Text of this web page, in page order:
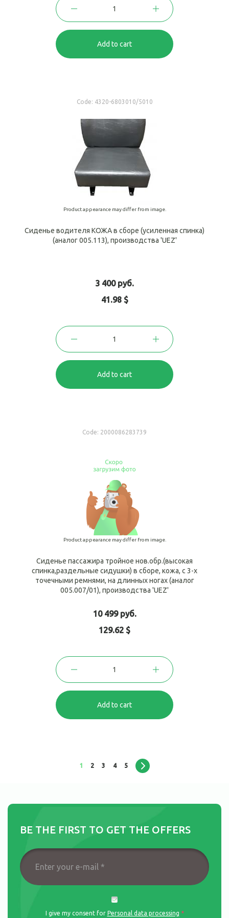
Add to cart
Code: 4320-6803010/5010
Product appearance may differ from image.
Сиденье водителя КОЖА в сборе (усиленная спинка)
(аналог 005.113), производства 'UEZ'
3 400 руб.
41.98 $
Add to cart
Code: 2000086283739
Product appearance may differ from image.
Сиденье пассажира тройное нов.обр.(высокая
спинка,раздельные сидушки) в сборе, кожа, с 3-х
точечными ремнями, на длинных ногах (аналог
005.007/01), производства 'UEZ'
10 499 руб.
129.62 $
Add to cart
1 2 3 4 5
BE THE FIRST TO GET THE OFFERS
I give my consent for Personal data processing *